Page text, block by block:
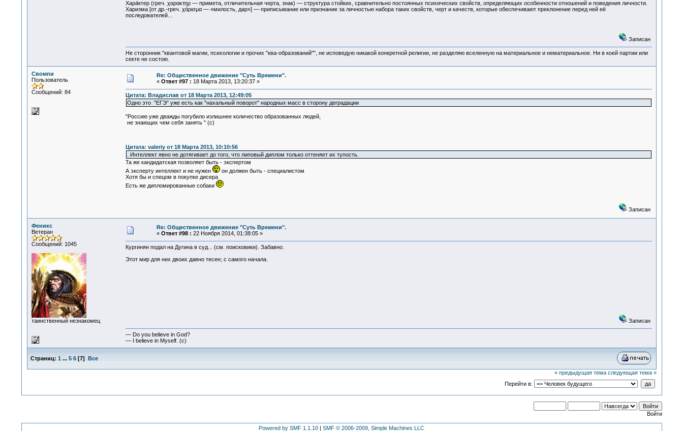
Хара́ктер (греч. χαρακτηρ — примета, отличительная черта, знак) — структура стойких, сравнительно постоянных психических свойств, определяющих особенности отношений и поведения личности.
Харизма [от др.-греч. χάρισμα — «милость, дар»] — приписывание или признание за личностью набора таких свойств, черт и качеств, которые обеспечивают преклонение перед ней её
последователей...
Записан
Не сторонник "квантовой магии, психологии и прочих "ква-образований"", не исповедую никакой конкретной религии, не разделяю вселенную на материальное и нематериальное. Ни в коей партии или
секте не состою.
Свомпи
Пользователь
Сообщений: 84
Re: Общественное движение "Суть Времени".
« Ответ #97 : 18 Марта 2013, 13:20:37 »
Цитата: Владислав от 18 Марта 2013, 12:49:05
Одно это "ЕГЭ" уже есть как "нахальный поворот" народных масс в сторону деградации
"Россию уже дважды погубило излишнее количество образованных людей,
не знающих чем себя занять " (с)
Цитата: valeriy от 18 Марта 2013, 10:10:56
. Интеллект явно не дотягивает до того, что липовый диплом только оттеняет их тупость.
Та же кандидатская позволяет быть - экспертом
А эксперту интеллект и не нужен
он должен быть - специалистом
Хотя бы и спецом в покупке дисера
Есть же дипломированные собаки
Записан
Феникс
Ветеран
Сообщений: 1045
таинственный незнакомец
Re: Общественное движение "Суть Времени".
« Ответ #98 : 22 Ноября 2014, 01:38:05 »
Кургинян подал на Дугина в суд... (см. поисковики). Забавно.
Этот мир для них двоих давно тесен; с самого начала.
Записан
— Do you believe in God?
— I believe in Myself. (c)
Страниц: 1 ... 5 6[7] Все
« предыдущая тема следующая тема »
Перейти в:
Войти
Powered by SMF 1.1.10 | SMF © 2006-2009, Simple Machines LLC